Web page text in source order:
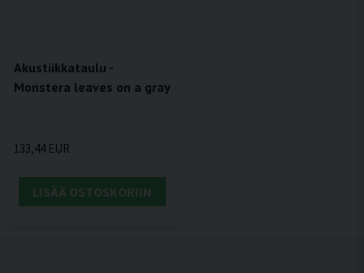
Akustiikkataulu -
Monstera leaves on a gray
133,44 EUR
LISÄÄ OSTOSKORIIN